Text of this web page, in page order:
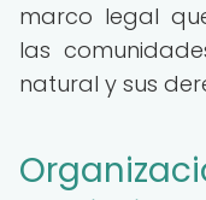
marco legal
las
natural y sus